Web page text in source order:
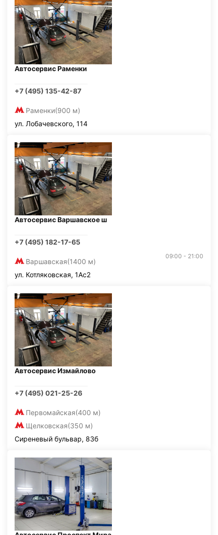
Автосервис Раменки
+7 (495) 135-42-87
Раменки(900 м)
ул. Лобачевского, 114
Автосервис Варшавское ш
+7 (495) 182-17-65
Варшавская(1400 м)
09:00 - 21:00
ул. Котляковская, 1Ас2
Автосервис Измайлово
+7 (495) 021-25-26
Первомайская(400 м)
Щелковская(350 м)
Сиреневый бульвар, 83б